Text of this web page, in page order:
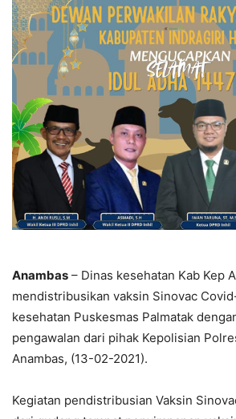
Anambas – Dinas kesehatan Kab Kep
mendistribusikan vaksin Sinovac
kesehatan Puskesmas Palmatak
pengawalan dari pihak Kepolisian
Anambas, (13-02-2021).
Kegiatan pendistribusian Vaksin